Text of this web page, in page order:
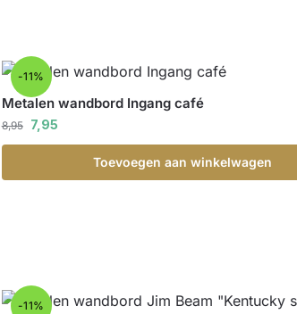
-11%
Metalen wandbord Ingang café
8,95 7,95
Toevoegen aan winkelwagen
-11%